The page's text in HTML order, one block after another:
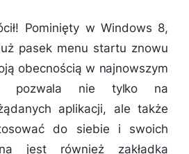
Pominięty w Windows 8,
pasek menu startu znowu
obecnością w najnowszym
pozwala nie tylko na
aplikacji, ale także
do siebie i swoich
jest również zakładka